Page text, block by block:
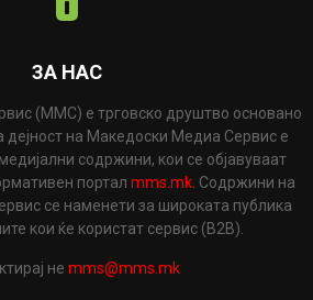
ЗА НАС
(ММС) е трговско друштво основано
дејност на Македоски Медиа Сервис е
содржини, кои се објавуваат
портал mms.mk . Содржини на
се наменети за широката публика
кои ќе користат сервис (B2B).
не mms@mms.mk